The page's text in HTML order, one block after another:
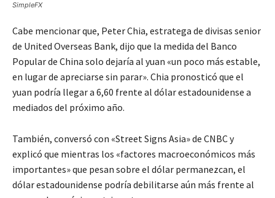
SimpleFX
Cabe mencionar que, Peter Chia, estratega de divisas senior
de United Overseas Bank, dijo que la medida del Banco
Popular de China solo dejaría al yuan «un poco más estable,
en lugar de apreciarse sin parar». Chia pronosticó que el
yuan podría llegar a 6,60 frente al dólar estadounidense a
mediados del próximo año.
También, conversó con «Street Signs Asia» de CNBC y
explicó que mientras los «factores macroeconómicos más
importantes» que pesan sobre el dólar permanezcan, el
dólar estadounidense podría debilitarse aún más frente al